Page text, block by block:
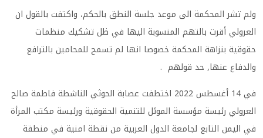
ولم تشر المحكمة الى موعد جلسة النطق بالحكم، واكتفت بالقول ان
العرولي أقرت بالتهم المنسوبة اليها في ظل تشكيك منظمات
حقوقية بنزاهة المحكمة خصوصا انها لم تسمح للمحامين بالترافع
والدفاع عنها, حد قولهم .
في 14 أغسطس 2022 اختطفت عصابة الحوثي الناشطة فاطمة صالح
العرولي رئيسة مؤسسة الموئل للتنمية الحقوقية ورئيسة مكتب المرأة
في اليمن التابع لجامعة الدول العربية من نقطة امنية في منطقة